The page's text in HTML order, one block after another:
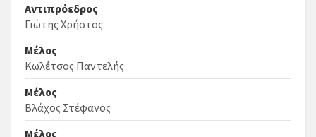
Αντιπρόεδρος
Γιώτης Χρήστος
Μέλος
Κωλέτσος Παντελής
Μέλος
Βλάχος Στέφανος
Μέλος